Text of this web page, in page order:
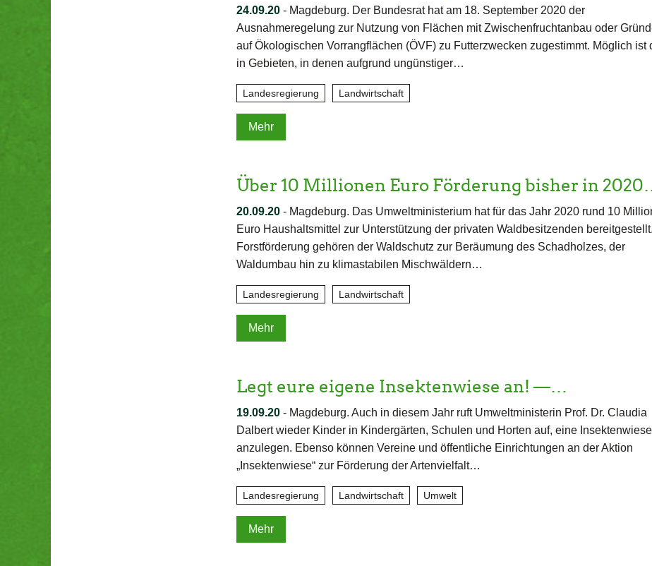
24.09.20- Magdeburg. Der Bundesrat hat am 18. September 2020 der
Ausnahmeregelung zur Nutzung von Flächen mit Zwischenfruchtanbau oder
auf Ökologischen Vorrangflächen (ÖVF) zu Futterzwecken zugestimmt. Möglich ist
in Gebieten, in denen aufgrund ungünstiger…
Landesregierung Landwirtschaft
Mehr
Über 10 Millionen Euro Förderung bisher in
20.09.20- Magdeburg. Das Umweltministerium hat für das Jahr 2020 rund 10
Euro Haushaltsmittel zur Unterstützung der privaten Waldbesitzenden
Forstförderung gehören der Waldschutz zur Beräumung des Schadholzes, der
Waldumbau hin zu klimastabilen Mischwäldern…
Landesregierung Landwirtschaft
Mehr
Legt eure eigene Insektenwiese an! —…
19.09.20- Magdeburg. Auch in diesem Jahr ruft Umweltministerin Prof. Dr. Claudia
Dalbert wieder Kinder in Kindergärten, Schulen und Horten auf, eine Insektenwiese
anzulegen. Ebenso können Vereine und öffentliche Einrichtungen an der Aktion
„Insektenwiese“ zur Förderung der Artenvielfalt…
Landesregierung Landwirtschaft Umwelt
Mehr